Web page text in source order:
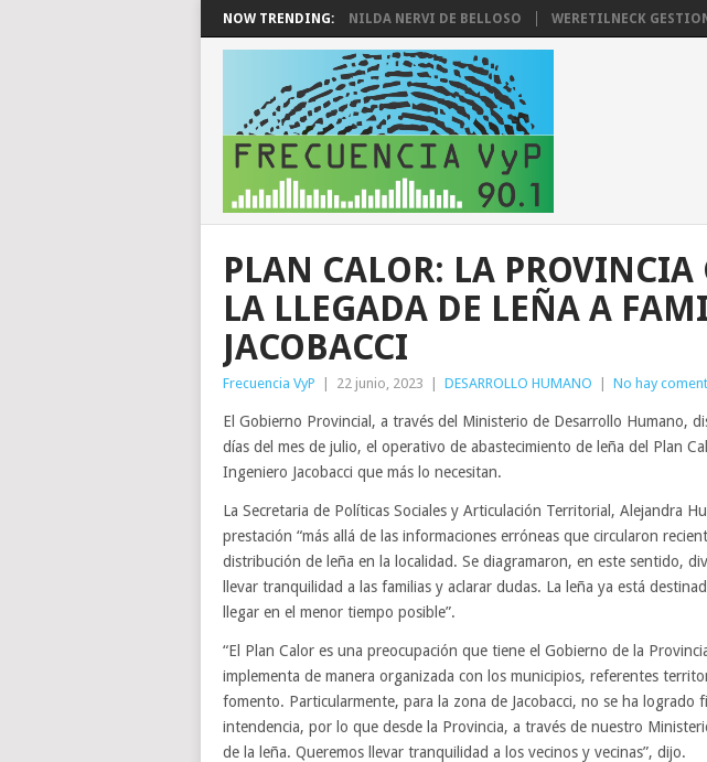
NOW TRENDING: NILDA NERVI DE BELLOSO WERETILNECK
PLAN CALOR: LA
LA LLEGADA DE LEÑA A
JACOBACCI
Frecuencia VyP 22 junio, 2023 DESARROLLO HUMANO No hay
El Gobierno Provincial, a través del Ministerio de Desarrollo Humano,
días del mes de julio, el operativo de abastecimiento de leña del Plan
Ingeniero Jacobacci que más lo necesitan.
La Secretaria de Políticas Sociales y Articulación Territorial, Alejandra
prestación “más allá de las informaciones erróneas que circularon
distribución de leña en la localidad. Se diagramaron, en este sentido,
llevar tranquilidad a las familias y aclarar dudas. La leña ya está
llegar en el menor tiempo posible”.
“El Plan Calor es una preocupación que tiene el Gobierno de la
implementa de manera organizada con los municipios, referentes
fomento. Particularmente, para la zona de Jacobacci, no se ha logrado
intendencia, por lo que desde la Provincia, a través de nuestro
de la leña. Queremos llevar tranquilidad a los vecinos y vecinas”, dijo.